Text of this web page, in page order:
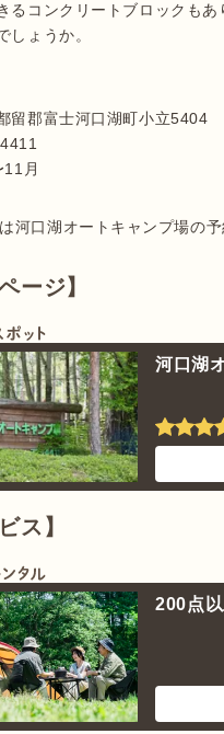
るコンクリートブロックも
しょうか。
留郡富士河口湖町小立5404
月
河口湖オートキャンプ場の予
ージ】
河口湖
ス】
200点